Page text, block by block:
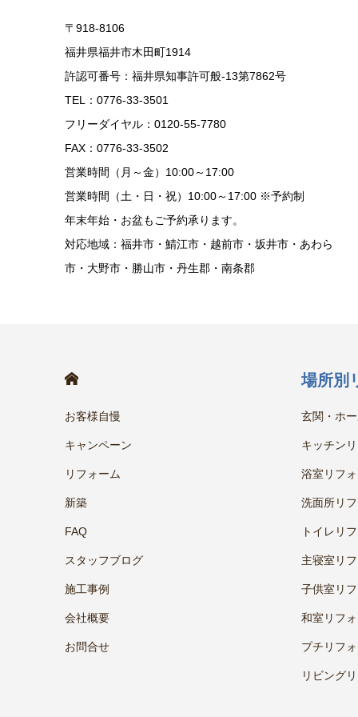
〒918-8106
福井県福井市木田町1914
許認可番号：福井県知事許可般-13第7862号
TEL：0776-33-3501
フリーダイヤル：0120-55-7780
FAX：0776-33-3502
営業時間（月～金）10:00～17:00
営業時間（土・日・祝）10:00～17:00 ※予約制
年末年始・お盆もご予約承ります。
対応地域：福井市・鯖江市・越前市・坂井市・あわら
市・大野市・勝山市・丹生郡・南条郡
お客様自慢
キャンペーン
リフォーム
新築
FAQ
スタッフブログ
施工事例
会社概要
お問合せ
場所別
玄関・ホ
キッチン
浴室リフ
洗面所リ
トイレリ
主寝室リ
子供室リ
和室リフ
プチリフ
リビング